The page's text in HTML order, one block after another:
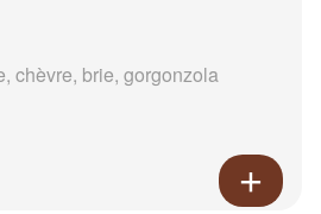
chèvre, brie, gorgonzola